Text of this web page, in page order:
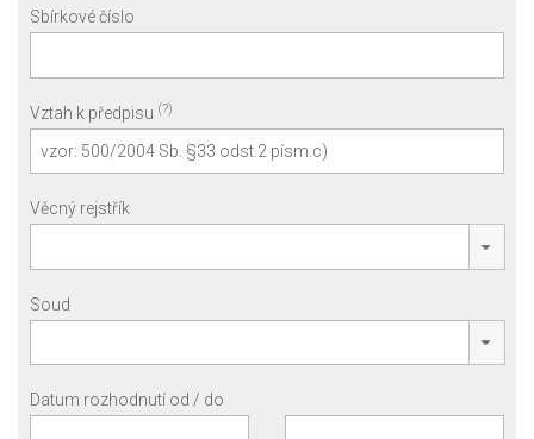
Sbírkové číslo
Vztah k předpisu (?)
Věcný rejstřík
Soud
Datum rozhodnutí od / do